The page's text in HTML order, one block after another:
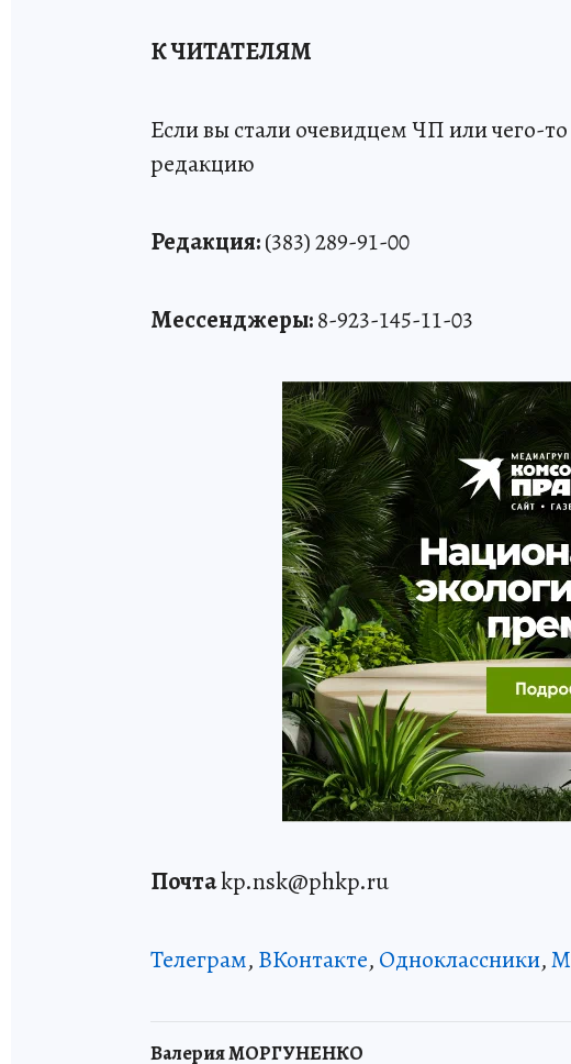
К ЧИТАТЕЛЯМ
Если вы стали очевидцем ЧП или чего-
редакцию
Редакция:(383) 289-91-00
Мессенджеры:8-923-145-11-03
Почтаkp.nsk@phkp.ru
Телеграм, ВКонтакте, Одноклассники,
Валерия МОРГУНЕНКО